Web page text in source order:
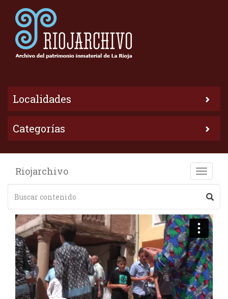
Localidades
Categorías
Toggle
Riojarchivo